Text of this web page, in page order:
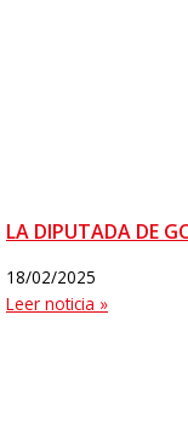
LA DIPUTADA DE
18/02/2025
Leer noticia »